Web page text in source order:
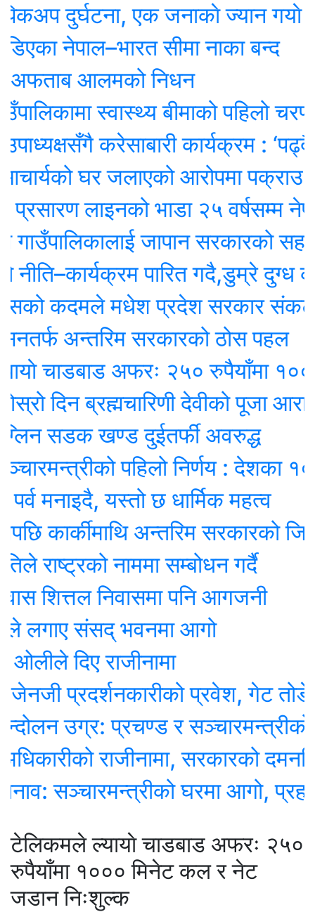
दुर्घटना, एक जनाकाे ज्यान गयाे
नेपाल–भारत सीमा नाका बन्द
आलमको निधन
स्वास्थ्य बीमाको पहिलो चरण
करेसाबारी कार्यक्रम :
घर जलाएको आरोपमा पक्राउ
लाइनको भाडा २५ वर्षसम्म नेपालले
जापान सरकारको
पारित गदै,डुम्रे दुग्ध कृषि
कदमले मधेश प्रदेश सरकार संकटमा
अन्तरिम सरकारको ठोस पहल
अफरः २५० रुपैयाँमा १०००
दिन ब्रह्मचारिणी देवीको पूजा आराधना
सडक खण्ड दुईतर्फी अवरुद्ध
पहिलो निर्णय : देशका १०
यस्तो छ धार्मिक महत्व
अन्तरिम सरकारको
नाममा सम्बोधन गर्दै
शित्तल निवासमा पनि आगजनी
संसद् भवनमा आगो
दिए राजीनामा
प्रदर्शनकारीको प्रवेश, गेट तोडेर
उग्र: प्रचण्ड र सञ्चारमन्त्रीको
राजीनामा, सरकारको
सञ्चारमन्त्रीको घरमा आगो, प्रहरी
टेलिकमले ल्यायाे चाडबाड अफरः २५०
रुपैयाँमा १००० मिनेट कल र नेट
जडान निःशुल्क